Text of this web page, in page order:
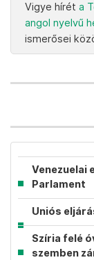
Vigye hírét a
angol nyelvű
ismerősei
Venezuelai
Parlament
Uniós
Szíria felé
szemben